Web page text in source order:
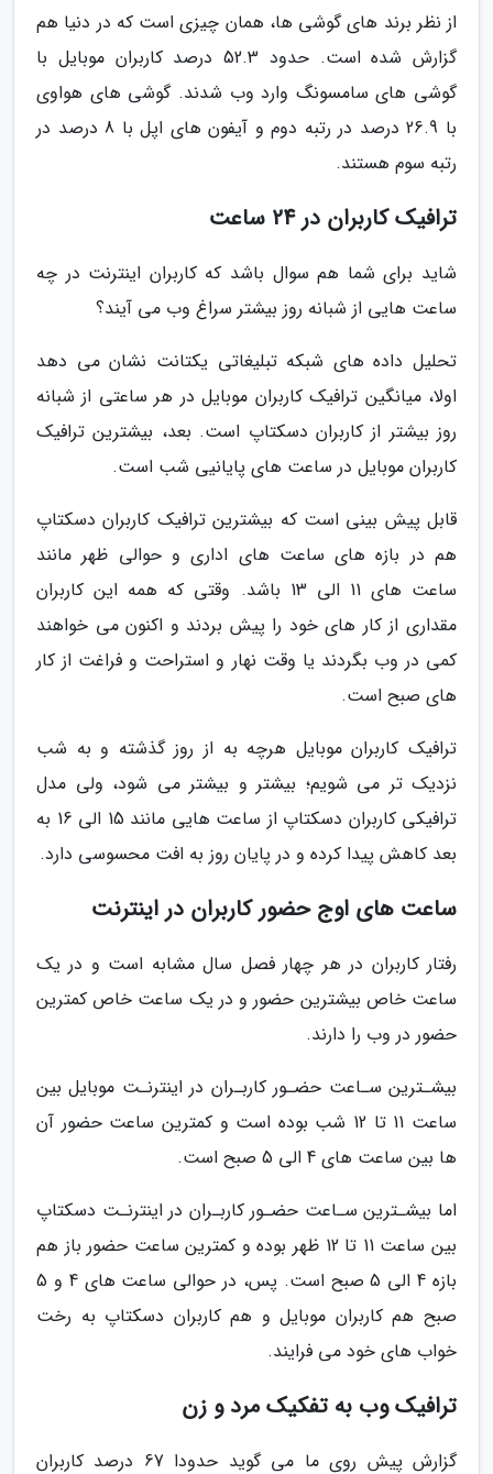
از نظر برند های گوشی ها، همان چیزی است که در دنیا هم
گزارش شده است. حدود 52.3 درصد کاربران موبایل با
گوشی های سامسونگ وارد وب شدند. گوشی های هواوی
با 26.9 درصد در رتبه دوم و آیفون های اپل با 8 درصد در
رتبه سوم هستند.
ترافیک کاربران در 24 ساعت
شاید برای شما هم سوال باشد که کاربران اینترنت در چه
ساعت هایی از شبانه روز بیشتر سراغ وب می آیند؟
تحلیل داده های شبکه تبلیغاتی یکتانت نشان می دهد
اولا، میانگین ترافیک کاربران موبایل در هر ساعتی از شبانه
روز بیشتر از کاربران دسکتاپ است. بعد، بیشترین ترافیک
کاربران موبایل در ساعت های پایانیی شب است.
قابل پیش بینی است که بیشترین ترافیک کاربران دسکتاپ
هم در بازه های ساعت های اداری و حوالی ظهر مانند
ساعت های 11 الی 13 باشد. وقتی که همه این کاربران
مقداری از کار های خود را پیش بردند و اکنون می خواهند
کمی در وب بگردند یا وقت نهار و استراحت و فراغت از کار
های صبح است.
ترافیک کاربران موبایل هرچه به از روز گذشته و به شب
نزدیک تر می شویم؛ بیشتر و بیشتر می شود، ولی مدل
ترافیکی کاربران دسکتاپ از ساعت هایی مانند 15 الی 16 به
بعد کاهش پیدا کرده و در پایان روز به افت محسوسی دارد.
ساعت های اوج حضور کاربران در اینترنت
رفتار کاربران در هر چهار فصل سال مشابه است و در یک
ساعت خاص بیشترین حضور و در یک ساعت خاص کمترین
حضور در وب را دارند.
بیشـترین سـاعت حضـور کاربـران در اینترنـت موبایل بین
ساعت 11 تا 12 شب بوده است و کمترین ساعت حضور آن
ها بین ساعت های 4 الی 5 صبح است.
اما بیشـترین سـاعت حضـور کاربـران در اینترنـت دسکتاپ
بین ساعت 11 تا 12 ظهر بوده و کمترین ساعت حضور باز هم
بازه 4 الی 5 صبح است. پس، در حوالی ساعت های 4 و 5
صبح هم کاربران موبایل و هم کاربران دسکتاپ به رخت
خواب های خود می فرایند.
ترافیک وب به تفکیک مرد و زن
گزارش پیش روی ما می گوید حدودا 67 درصد کاربران